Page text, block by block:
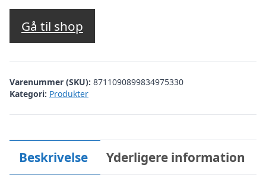
Gå til shop
Varenummer (SKU): 8711090899834975330
Kategori: Produkter
Beskrivelse Yderligere information